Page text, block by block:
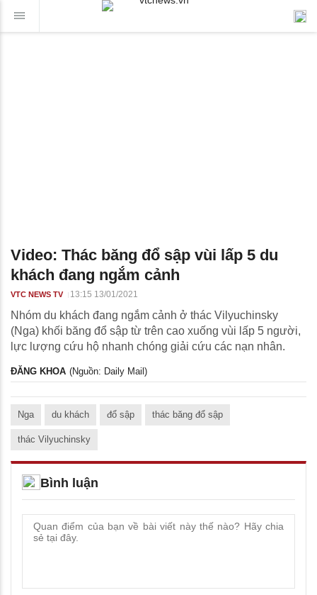
Video: Thác băng đổ sập vùi lấp 5 du
khách đang ngắm cảnh
VTC NEWS TV 13:15 13/01/2021
Nhóm du khách đang ngắm cảnh ở thác Vilyuchinsky
(Nga) khối băng đổ sập từ trên cao xuống vùi lấp 5 người,
lực lượng cứu hộ nhanh chóng giải cứu các nạn nhân.
ĐĂNG KHOA (Nguồn: Daily Mail)
Nga du khách đổ sập thác băng đổ sập
thác Vilyuchinsky
Bình luận